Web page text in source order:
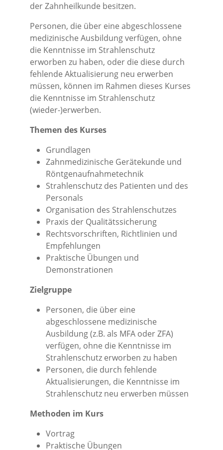
der Zahnheilkunde besitzen.
Personen, die über eine abgeschlossene
medizinische Ausbildung verfügen, ohne
die Kenntnisse im Strahlenschutz
erworben zu haben, oder die diese durch
fehlende Aktualisierung neu erwerben
müssen, können im Rahmen dieses Kurses
die Kenntnisse im Strahlenschutz
(wieder-)erwerben.
Themen des Kurses
Grundlagen
Zahnmedizinische Gerätekunde und
Röntgenaufnahmetechnik
Strahlenschutz des Patienten und des
Personals
Organisation des Strahlenschutzes
Praxis der Qualitätssicherung
Rechtsvorschriften, Richtlinien und
Empfehlungen
Praktische Übungen und
Demonstrationen
Zielgruppe
Personen, die über eine
abgeschlossene medizinische
Ausbildung (z.B. als MFA oder ZFA)
verfügen, ohne die Kenntnisse im
Strahlenschutz erworben zu haben
Personen, die durch fehlende
Aktualisierungen, die Kenntnisse im
Strahlenschutz neu erwerben müssen
Methoden im Kurs
Vortrag
Praktische Übungen